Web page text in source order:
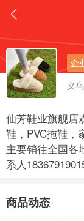
企
义
仙芳鞋业旗舰店
鞋，PVC拖鞋，
主要销往全国各
系人
商品动态